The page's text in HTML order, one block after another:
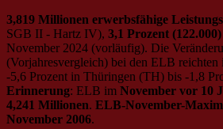
3,819 Millionen erwerbsfähige
SGB II - Hartz IV), 3,1 Prozent
November 2024 (vorläufig). Die
(Vorjahresvergleich) bei den ELB
‑5,6 Prozent in Thüringen (TH) bis -1,8
Erinnerung: ELB im November vor 10
4,241 Millionen. ELB-November-
November 2006.